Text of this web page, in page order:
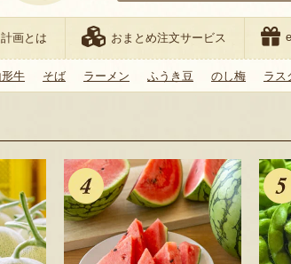
画とは おまとめ注文サービス
形牛 そば ラーメン ふうき豆 のし梅 ラス